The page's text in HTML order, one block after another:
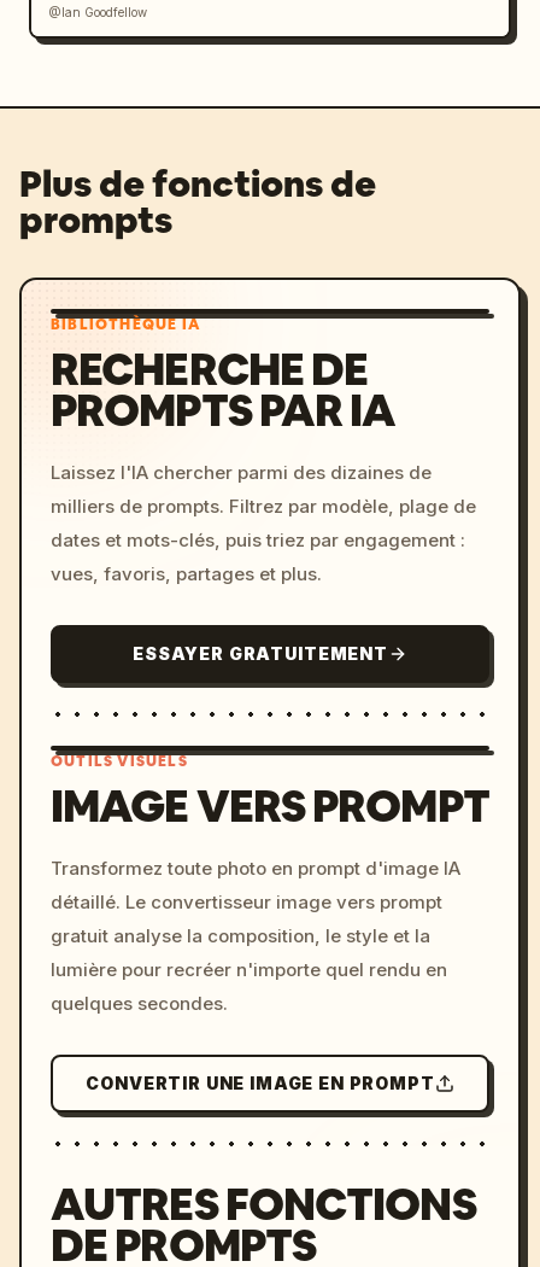
@Ian Goodfellow
Plus de fonctions de
prompts
BIBLIOTHÈQUE IA
RECHERCHE DE
PROMPTS PAR IA
Laissez l'IA chercher parmi des dizaines de
milliers de prompts. Filtrez par modèle, plage de
dates et mots-clés, puis triez par engagement :
vues, favoris, partages et plus.
ESSAYER GRATUITEMENT
c, cyberpunk sunset, neon
colors, 8k --v 6.0
OUTILS VISUELS
IMAGE VERS PROMPT
Transformez toute photo en prompt d'image IA
détaillé. Le convertisseur image vers prompt
gratuit analyse la composition, le style et la
lumière pour recréer n'importe quel rendu en
quelques secondes.
CONVERTIR UNE IMAGE EN PROMPT
AUTRES FONCTIONS
DE PROMPTS